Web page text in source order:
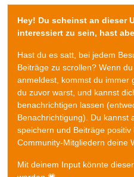
Hey! Du scheinst an dieser
interessiert zu sein, hast
Hast du es satt, bei jedem
Beiträge zu scrollen? Wenn
anmeldest, kommst du immer
du zuvor warst, und kannst
benachrichtigen lassen
Benachrichtigung). Du kannst
speichern und Beiträge
Community-Mitgliedern deine
Mit deinem Input könnte